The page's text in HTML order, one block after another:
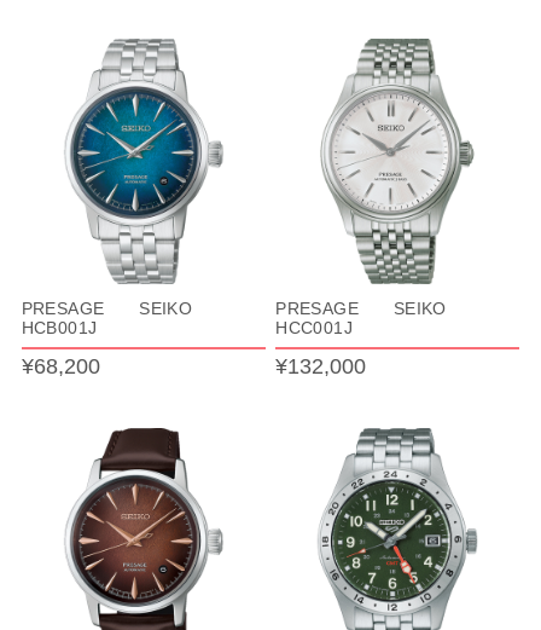
PRESAGE SEIKO
HCB001J
¥68,200
PRESAGE SEIKO
HCC001J
¥132,000